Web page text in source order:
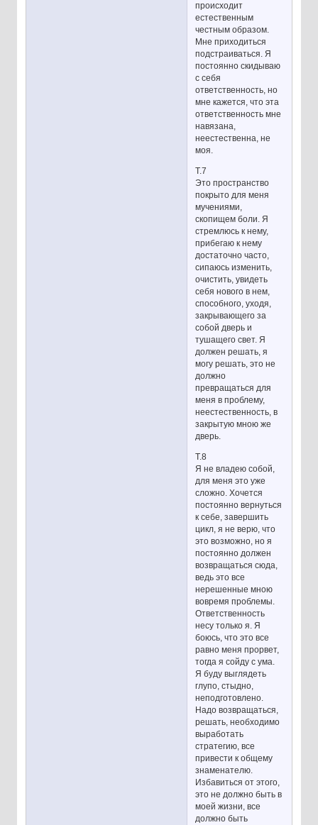
происходит
естественным
честным образом.
Мне приходиться
подстраиваться. Я
постоянно скидываю
с себя
ответственность, но
мне кажется, что эта
ответственность мне
навязана,
неестественна, не
моя.
Т.7
Это пространство
покрыто для меня
мучениями,
скопищем боли. Я
стремлюсь к нему,
прибегаю к нему
достаточно часто,
сипаюсь изменить,
очистить, увидеть
себя нового в нем,
способного, уходя,
закрывающего за
собой дверь и
тушащего свет. Я
должен решать, я
могу решать, это не
должно
превращаться для
меня в проблему,
неестественность, в
закрытую мною же
дверь.
Т.8
Я не владею собой,
для меня это уже
сложно. Хочется
постоянно вернуться
к себе, завершить
цикл, я не верю, что
это возможно, но я
постоянно должен
возвращаться сюда,
ведь это все
нерешенные мною
вовремя проблемы.
Ответственность
несу только я. Я
боюсь, что это все
равно меня прорвет,
тогда я сойду с ума.
Я буду выглядеть
глупо, стыдно,
неподготовлено.
Надо возвращаться,
решать, необходимо
выработать
стратегию, все
привести к общему
знаменателю.
Избавиться от этого,
это не должно быть в
моей жизни, все
должно быть